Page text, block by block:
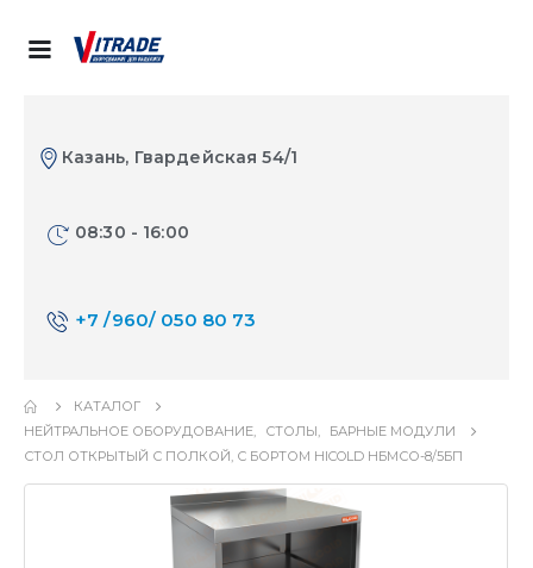
Казань, Гвардейская 54/1
08:30 - 16:00
+7 /960/ 050 80 73
КАТАЛОГ
НЕЙТРАЛЬНОЕ ОБОРУДОВАНИЕ, СТОЛЫ,
БАРНЫЕ МОДУЛИ
СТОЛ ОТКРЫТЫЙ С ПОЛКОЙ, С БОРТОМ HICOLD НБМСО-8/5БП